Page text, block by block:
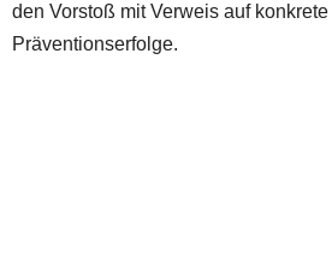
den Vorstoß mit Verweis auf
Präventionserfolge.